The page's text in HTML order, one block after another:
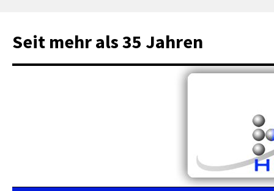
Seit mehr als 35 Jahren